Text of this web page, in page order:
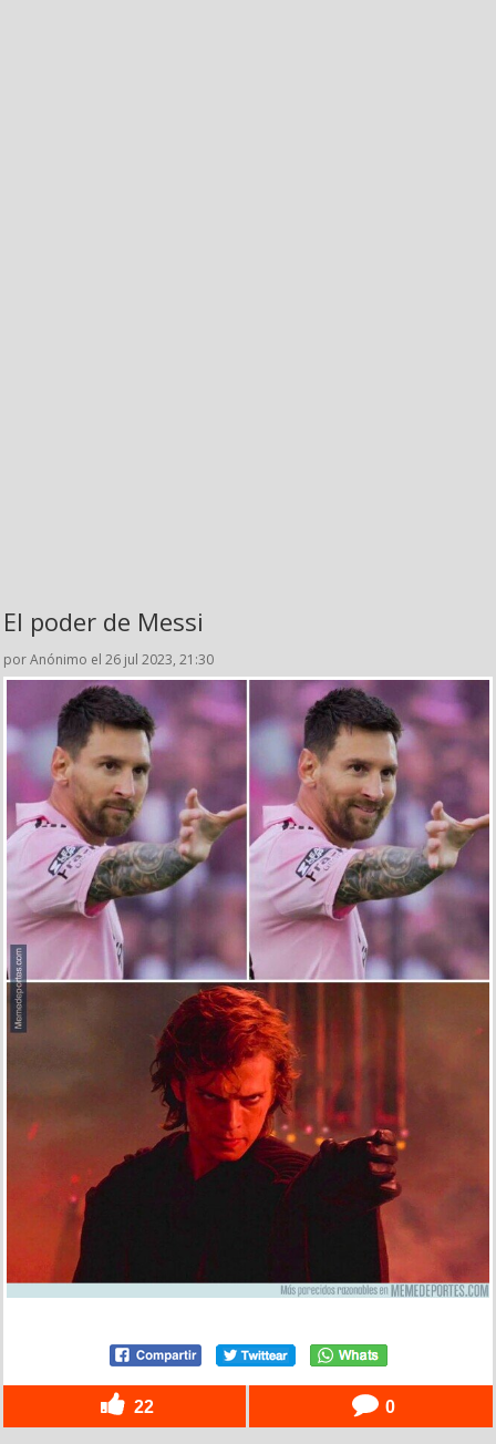
El poder de Messi
por Anónimo el 26 jul 2023, 21:30
22 0